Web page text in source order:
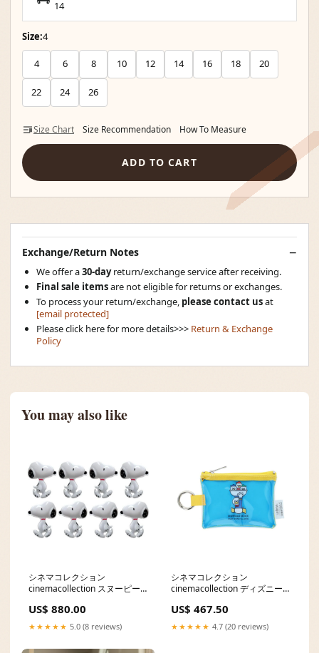
14
Size:4
4 6 8 10 12 14 16 18 20
22 24 26
Size Chart Size Recommendation How To Measure
ADD TO CART
Exchange/Return Notes
We offer a30-dayreturn/exchange service after receiving.
Final sale itemsare not eligible for returns or exchanges.
To process your return/exchange, please contact usat
[email protected]
Please click here for more details>>> Return & Exchange
Policy
You may also like
シネマコレクション
cinemacollection スヌーピー
ーナッツ 三金商事 MEIHO 物
干し キャラクター グッズ
US$ 880.00
★★★★★ 5.0 (8 reviews)
シネマコレクション
cinemacollection ディズニーx
ミニポーチ ドナルドダック デ
ィズニー サンスター文具 小物
入れ キャラクター グッズ
US$ 467.50
★★★★★ 4.7 (20 reviews)